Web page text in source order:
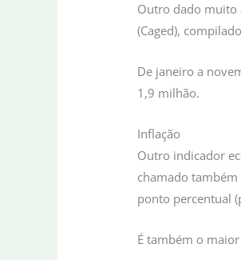
Outro dado muito
(Caged),
De janeiro a
1,9 milhão.
Inflação
Outro indicador
chamado
ponto percentual
É também o